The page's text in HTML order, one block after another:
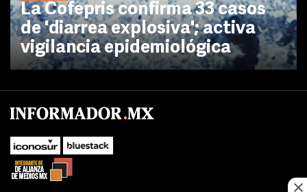
La Cofepris confirma 33 casos
de 'diarrea explosiva'; activa
vigilancia epidemiológica